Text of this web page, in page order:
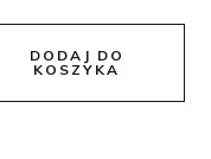
DODAJ DO
KOSZYKA